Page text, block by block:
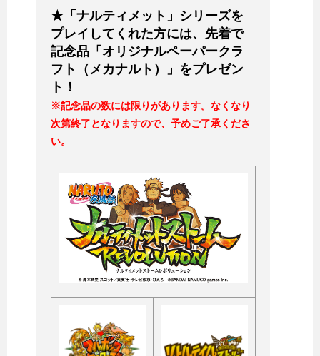
★「ナルティメット」シリーズを
プレイしてくれた方には、先着で
記念品「オリジナルペーパークラ
フト（メカナルト）」をプレゼン
ト！
※記念品の数には限りがあります。なくなり
次第終了となりますので、予めご了承くださ
い。